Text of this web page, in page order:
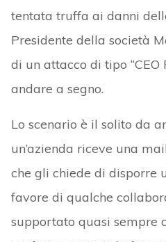
tentata truffa ai danni
Presidente della società
di un attacco di tipo “CEO
andare a segno.
Lo scenario è il solito da
un’azienda riceve una
che gli chiede di disporre
favore di qualche
supportato quasi sempre